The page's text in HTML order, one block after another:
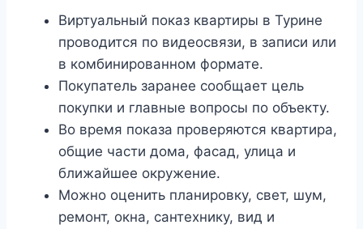
Виртуальный показ квартиры в Турине
проводится по видеосвязи, в записи или
в комбинированном формате.
Покупатель заранее сообщает цель
покупки и главные вопросы по объекту.
Во время показа проверяются квартира,
общие части дома, фасад, улица и
ближайшее окружение.
Можно оценить планировку, свет, шум,
ремонт, окна, сантехнику, вид и